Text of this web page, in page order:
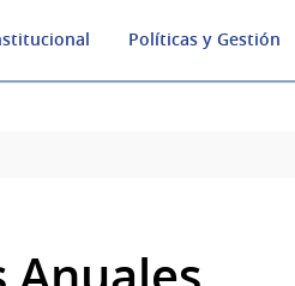
Políticas y Gestión